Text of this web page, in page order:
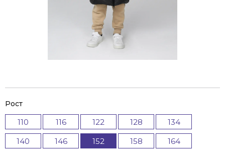
Рост
110 116 122 128
134
140
146 152 158 164